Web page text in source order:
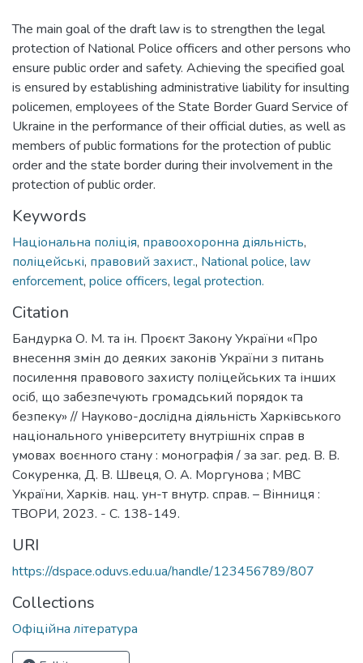
The main goal of the draft law is to strengthen the legal
protection of National Police officers and other persons who
ensure public order and safety. Achieving the specified goal
is ensured by establishing administrative liability for insulting
policemen, employees of the State Border Guard Service of
Ukraine in the performance of their official duties, as well as
members of public formations for the protection of public
order and the state border during their involvement in the
protection of public order.
Keywords
Національна поліція, правоохоронна діяльність,
поліцейські, правовий захист., National police, law
enforcement, police officers, legal protection.
Citation
Бандурка О. М. та ін. Проєкт Закону України «Про
внесення змін до деяких законів України з питань
посилення правового захисту поліцейських та інших
осіб, що забезпечують громадський порядок та
безпеку» // Науково-дослідна діяльність Харківського
національного університету внутрішніх справ в
умовах воєнного стану : монографія / за заг. ред. В. В.
Сокуренка, Д. В. Швеця, О. А. Моргунова ; МВС
України, Харків. нац. ун-т внутр. справ. – Вінниця :
ТВОРИ, 2023. - С. 138-149.
URI
https://dspace.oduvs.edu.ua/handle/123456789/807
Collections
Офіційна література